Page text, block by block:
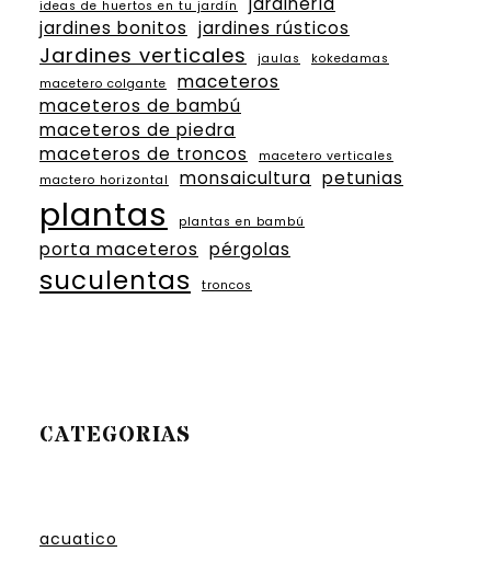
ideas de huertos en tu jardín
jardines bonitos jardines rústicos
Jardines verticales jaulas
kokedamas
macetero colgante
maceteros
maceteros de bambú
maceteros de piedra
maceteros de troncos
macetero verticales
mactero horizontal
monsaicultura petunias
plantas plantas en bambú
porta maceteros pérgolas
suculentas troncos
CATEGORIAS
acuatico